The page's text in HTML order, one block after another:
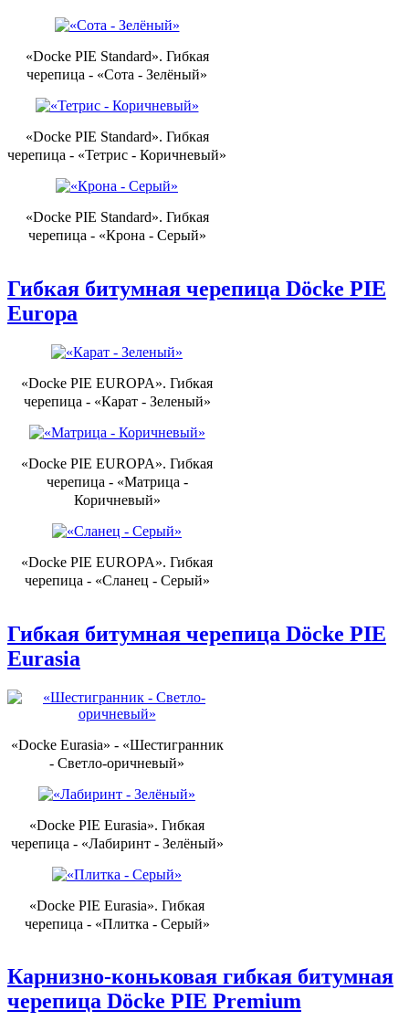
«Docke PIE Standard». Гибкая
черепица - «Сота - Зелёный»
«Docke PIE Standard». Гибкая
черепица - «Тетрис - Коричневый»
«Docke PIE Standard». Гибкая
черепица - «Крона - Серый»
Гибкая битумная черепица Döcke PIE
Europa
«Docke PIE EUROPA». Гибкая
черепица - «Карат - Зеленый»
«Docke PIE EUROPA». Гибкая
черепица - «Матрица -
Коричневый»
«Docke PIE EUROPA». Гибкая
черепица - «Сланец - Серый»
Гибкая битумная черепица Döcke PIE
Eurasia
«Docke Eurasia» - «Шестигранник
- Светло-оричневый»
«Docke PIE Eurasia». Гибкая
черепица - «Лабиринт - Зелёный»
«Docke PIE Eurasia». Гибкая
черепица - «Плитка - Серый»
Карнизно-коньковая гибкая битумная
черепица Döcke PIE Premium